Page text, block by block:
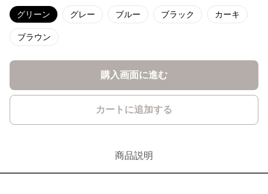
グリーン グレー ブルー ブラック カーキ
ブラウン
購入画面に進む
カートに追加する
商品説明